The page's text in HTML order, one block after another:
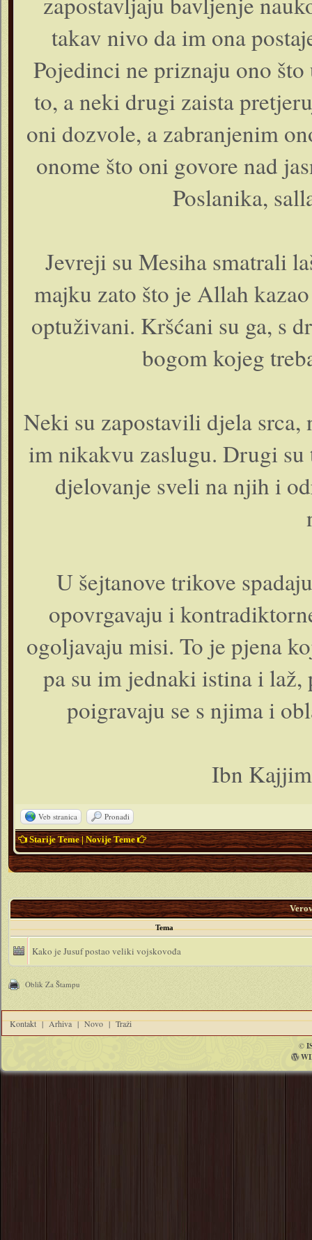
takav nivo da im ona
Pojedinci ne priznaju ono
to, a neki drugi zaista
oni dozvole, a zabranjenim
onome što oni govore nad
Poslanika,
Jevreji su Mesiha smatrali
majku zato što je Allah
optuživani. Kršćani su ga, s
bogom kojeg
Neki su zapostavili djela
im nikakvu zaslugu. Drugi
djelovanje sveli na njih i
U šejtanove trikove
opovrgavaju i
ogoljavaju misi. To je pjena
pa su im jednaki istina i
poigravaju se s njima i
Ibn
Veb stranica Pronađi
Starije Teme|Novije Teme
Tema
Kako je Jusuf postao veliki vojskovođa
Oblik Za Štampu
Kontakt | Arhiva | Novo | Traži
©